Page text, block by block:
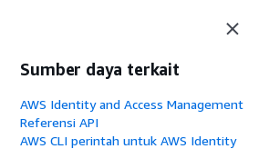
Sumber daya terkait
AWS Identity and Access Management
Referensi API
AWS CLI perintah untuk AWS Identity